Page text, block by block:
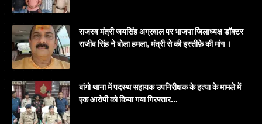
राजस्व मंत्री जयसिंह अग्रवाल पर भाजपा जिलाध्यक्ष डॉक्टर
राजीव सिंह ने बोला हमला, मंत्री से की इस्तीफ़े की मांग ।
बांगो थाना में पदस्थ सहायक उपनिरीक्षक के हत्या के मामले में
एक आरोपी को किया गया गिरफ्तार…